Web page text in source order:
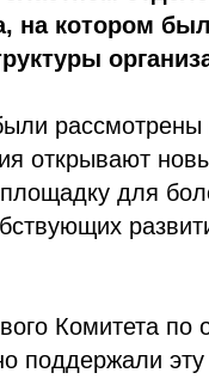
на котором
рассмотрены
открывают
для
Комитета по
поддержали